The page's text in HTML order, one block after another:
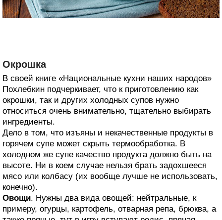
Окрошка
В своей книге «Национальные кухни наших народов»
Похлебкин подчеркивает, что к приготовлению как
окрошки, так и других холодных супов нужно
относиться очень внимательно, тщательно выбирать
ингредиенты.
Дело в том, что изъяны и некачественные продукты в
горячем супе может скрыть термообработка. В
холодном же супе качество продукта должно быть на
высоте. Ни в коем случае нельзя брать задохшееся
мясо или колбасу (их вообще лучше не использовать,
конечно).
Овощи. Нужны два вида овощей: нейтральные, к
примеру, огурцы, картофель, отварная репа, брюква, а